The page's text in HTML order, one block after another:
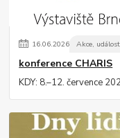
16.06.2026 Akce,
konference CHARIS
KDY: 8.–12. července